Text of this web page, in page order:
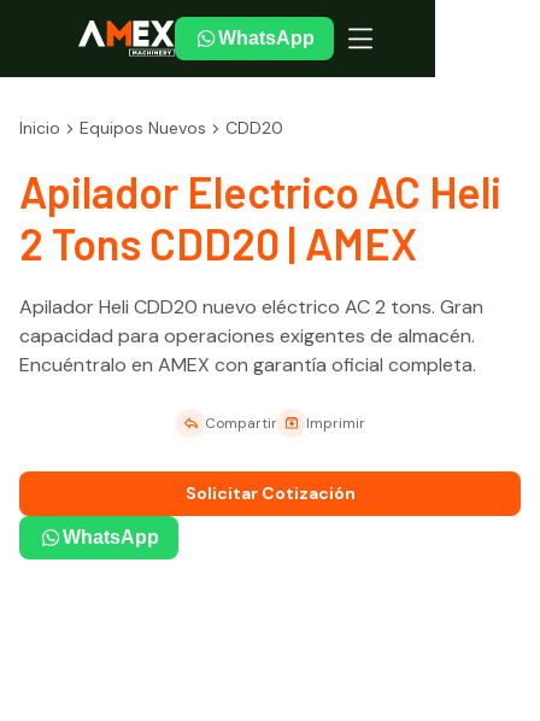
WhatsApp
Inicio Equipos Nuevos CDD20
Apilador Electrico AC Heli
2 Tons CDD20 | AMEX
Apilador Heli CDD20 nuevo eléctrico AC 2 tons. Gran
capacidad para operaciones exigentes de almacén.
Encuéntralo en AMEX con garantía oficial completa.
Compartir Imprimir
Solicitar Cotización
WhatsApp